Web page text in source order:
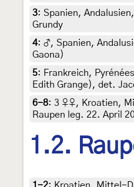
3: Spanien,
Grundy
4: ♂, Spanien,
Gaona)
5: Frankreich,
Edith Grange), det.
6-8: 3 ♀♀, Kroatien,
Raupen leg. 22. April
1.2.